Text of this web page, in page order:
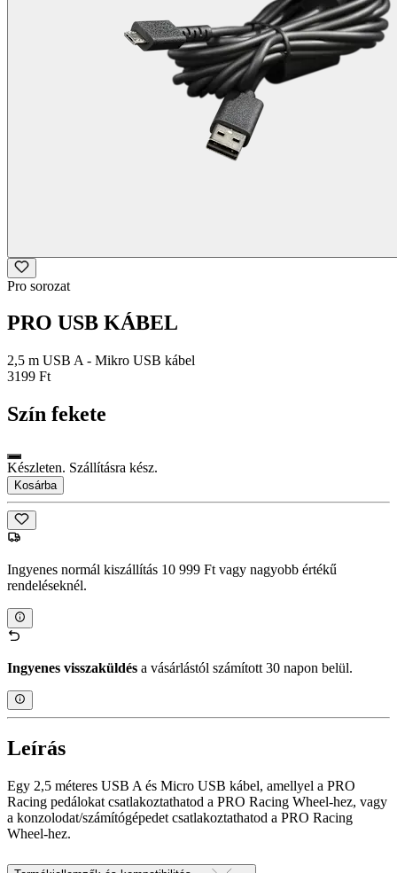
Pro sorozat
PRO USB KÁBEL
2,5 m USB A - Mikro USB kábel
3199 Ft
Szín fekete
Készleten. Szállításra kész.
Kosárba
Ingyenes normál kiszállítás 10 999 Ft vagy nagyobb értékű
rendeléseknél.
Ingyenes visszaküldés a vásárlástól számított 30 napon belül.
Leírás
Egy 2,5 méteres USB A és Micro USB kábel, amellyel a PRO
Racing pedálokat csatlakoztathatod a PRO Racing Wheel-hez, vagy
a konzolodat/számítógépedet csatlakoztathatod a PRO Racing
Wheel-hez.